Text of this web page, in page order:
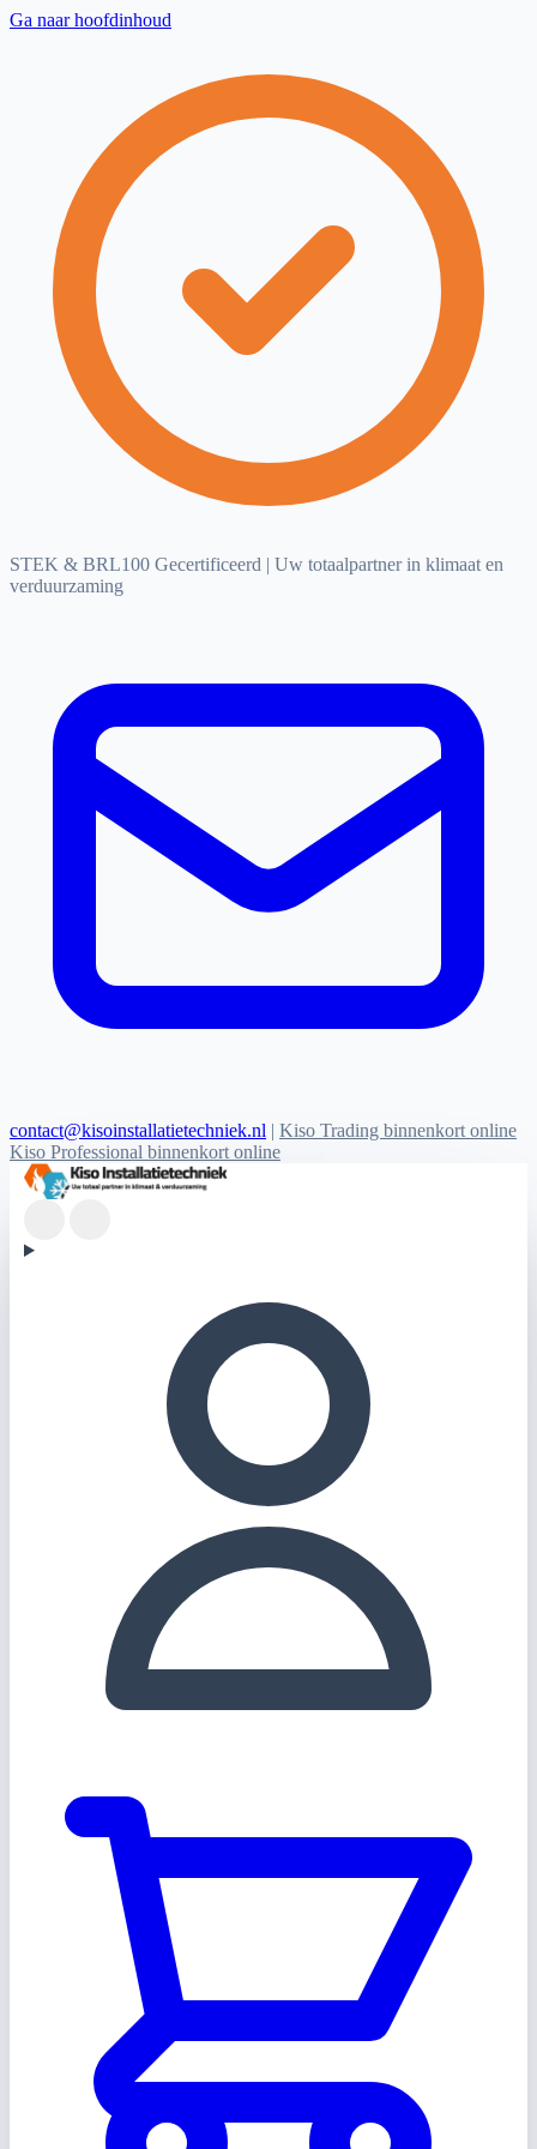
Ga naar hoofdinhoud
STEK & BRL100 Gecertificeerd | Uw totaalpartner in klimaat en
verduurzaming
contact@kisoinstallatietechniek.nl | Kiso Trading binnenkort online
Kiso Professional binnenkort online